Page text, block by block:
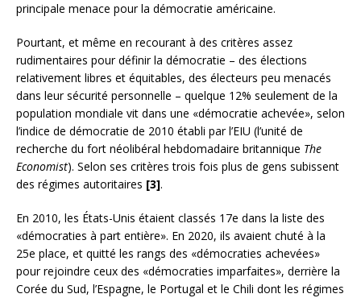
principale menace pour la démocratie américaine.
Pourtant, et même en recourant à des critères assez
rudimentaires pour définir la démocratie – des élections
relativement libres et équitables, des électeurs peu menacés
dans leur sécurité personnelle – quelque 12% seulement de la
population mondiale vit dans une «démocratie achevée», selon
l’indice de démocratie de 2010 établi par l’EIU (l’unité de
recherche du fort néolibéral hebdomadaire britannique The
Economist). Selon ses critères trois fois plus de gens subissent
des régimes autoritaires [3].
En 2010, les États-Unis étaient classés 17e dans la liste des
«démocraties à part entière». En 2020, ils avaient chuté à la
25e place, et quitté les rangs des «démocraties achevées»
pour rejoindre ceux des «démocraties imparfaites», derrière la
Corée du Sud, l’Espagne, le Portugal et le Chili dont les régimes